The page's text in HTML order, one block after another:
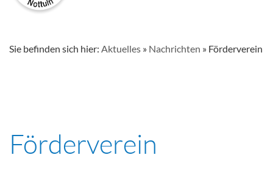
Sie befinden sich hier: Aktuelles » Nachrichten » Förderverein
Förderverein